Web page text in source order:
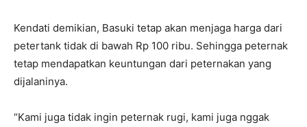
Kendati demikian, Basuki tetap akan menjaga harga dari
petertank tidak di bawah Rp 100 ribu. Sehingga peternak
tetap mendapatkan keuntungan dari peternakan yang
dijalaninya.
“Kami juga tidak ingin peternak rugi, kami juga nggak